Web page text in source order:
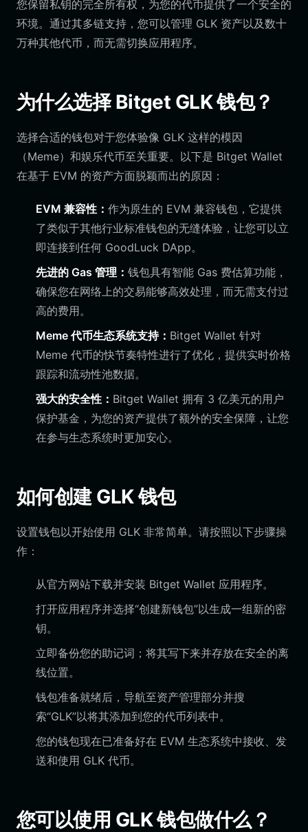
您保留私钥的完全所有权，为您的代币提供了一个安全的
环境。通过其多链支持，您可以管理 GLK 资产以及数十
万种其他代币，而无需切换应用程序。
为什么选择 Bitget GLK 钱包？
选择合适的钱包对于您体验像 GLK 这样的模因
（Meme）和娱乐代币至关重要。以下是 Bitget Wallet
在基于 EVM 的资产方面脱颖而出的原因：
EVM 兼容性： 作为原生的 EVM 兼容钱包，它提供
了类似于其他行业标准钱包的无缝体验，让您可以立
即连接到任何 GoodLuck DApp。
先进的 Gas 管理： 钱包具有智能 Gas 费估算功能，
确保您在网络上的交易能够高效处理，而无需支付过
高的费用。
Meme 代币生态系统支持： Bitget Wallet 针对
Meme 代币的快节奏特性进行了优化，提供实时价格
跟踪和流动性池数据。
强大的安全性： Bitget Wallet 拥有 3 亿美元的用户
保护基金，为您的资产提供了额外的安全保障，让您
在参与生态系统时更加安心。
如何创建 GLK 钱包
设置钱包以开始使用 GLK 非常简单。请按照以下步骤操
作：
从官方网站下载并安装 Bitget Wallet 应用程序。
打开应用程序并选择“创建新钱包”以生成一组新的密
钥。
立即备份您的助记词；将其写下来并存放在安全的离
线位置。
钱包准备就绪后，导航至资产管理部分并搜
索“GLK”以将其添加到您的代币列表中。
您的钱包现在已准备好在 EVM 生态系统中接收、发
送和使用 GLK 代币。
您可以使用 GLK 钱包做什么？